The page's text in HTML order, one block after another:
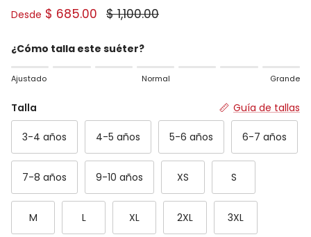
Precio de venta
Desde $ 685.00 Precio normal
$ 1,100.00
¿Cómo talla este suéter?
Rating of 1 means Ajustado.
Rating of 7 means Grande.
The rating of this product for "" is 0.
Ajustado Normal Grande
Talla Guía de tallas
3-4 años 4-5 años 5-6 años 6-7 años
7-8 años 9-10 años XS S
M L XL 2XL 3XL